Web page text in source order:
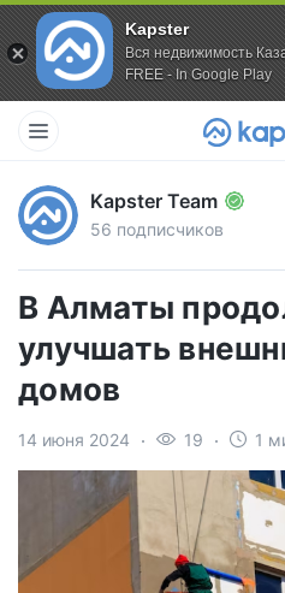
Kapster
Вся недвижимость
FREE - In Google Play
Kapster Team
56 подписчиков
В Алматы
улучшать
домов
14 июня 2024 19 1